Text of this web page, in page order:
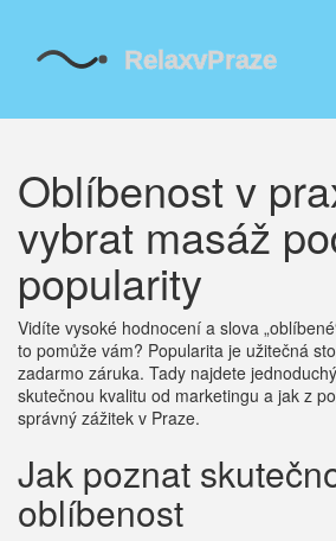
Oblíbenost v
vybrat masáž
popularity
Vidíte vysoké hodnocení a slova
to pomůže vám? Popularita je užitečná
zadarmo záruka. Tady najdete
skutečnou kvalitu od marketingu a jak z
správný zážitek v Praze.
Jak poznat
oblíbenost